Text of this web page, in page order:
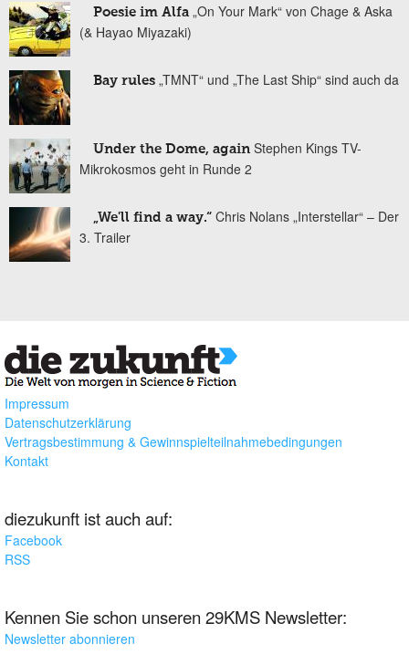
Poesie im Alfa „On Your Mark“ von Chage & Aska
(& Hayao Miyazaki)
Bay rules „TMNT“ und „The Last Ship“ sind auch da
Under the Dome, again Stephen Kings TV-
Mikrokosmos geht in Runde 2
„We'll find a way.“ Chris Nolans „Interstellar“ – Der
3. Trailer
Impressum
Datenschutzerklärung
Vertragsbestimmung & Gewinnspielteilnahmebedingungen
Kontakt
diezukunft ist auch auf:
Facebook
RSS
Kennen Sie schon unseren 29KMS Newsletter:
Newsletter abonnieren